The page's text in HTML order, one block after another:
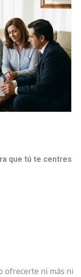
que tú te centres
ofrecerte ni más ni